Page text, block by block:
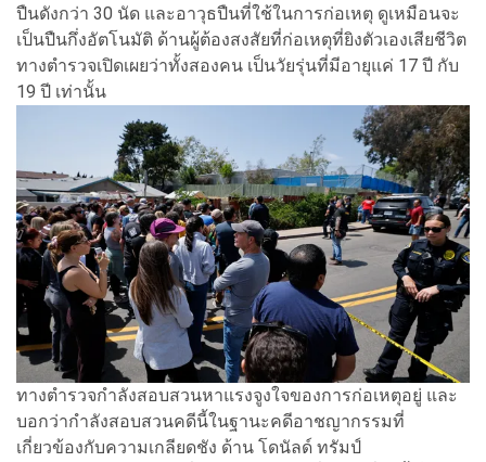
ปืนดังกว่า 30 นัด และอาวุธปืนที่ใช้ในการก่อเหตุ ดูเหมือนจะ
เป็นปืนกึ่งอัตโนมัติ ด้านผู้ต้องสงสัยที่ก่อเหตุที่ยิงตัวเองเสียชีวิต
ทางตำรวจเปิดเผยว่าทั้งสองคน เป็นวัยรุ่นที่มีอายุแค่ 17 ปี กับ
19 ปี เท่านั้น
ทางตำรวจกำลังสอบสวนหาแรงจูงใจของการก่อเหตุอยู่ และ
บอกว่ากำลังสอบสวนคดีนี้ในฐานะคดีอาชญากรรมที่
เกี่ยวข้องกับความเกลียดชัง ด้าน โดนัลด์ ทรัมป์